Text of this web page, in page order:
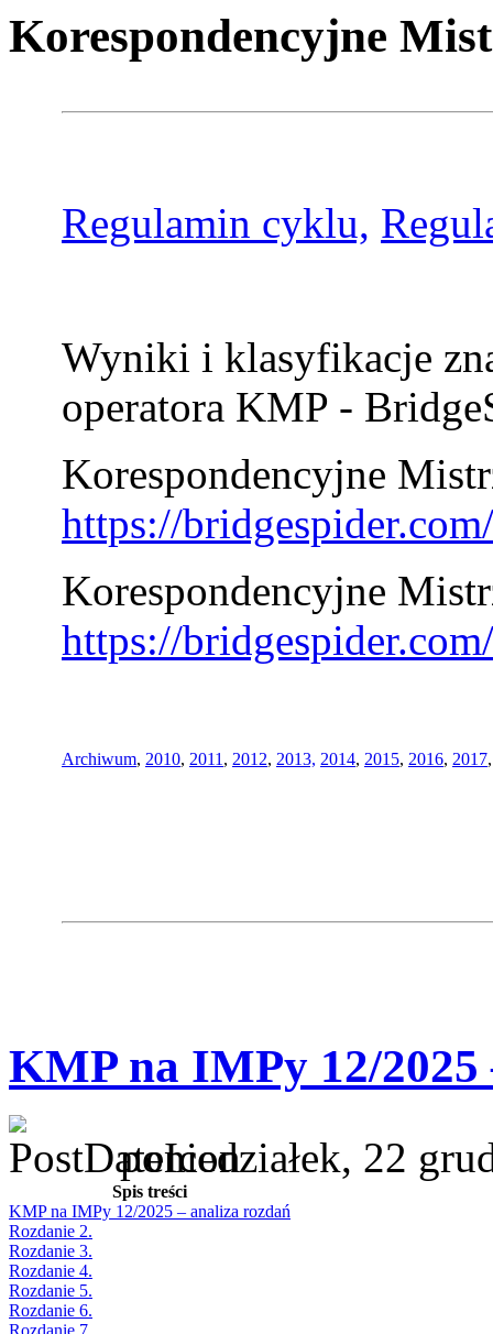
Korespondencyjne
Regulamin cyklu,
Wyniki i klasyfikacje
operatora KMP -
Korespondencyjne
https://
Korespondencyjne
https://
Archiwum, 2010, 2011 , 2012, 2013, 2014, 2015, 2016, 2017
KMP na IMPy 12/2025
poniedziałek, 22
Spis treści
KMP na IMPy 12/2025 – analiza rozdań
Rozdanie 2.
Rozdanie 3.
Rozdanie 4.
Rozdanie 5.
Rozdanie 6.
Rozdanie 7.